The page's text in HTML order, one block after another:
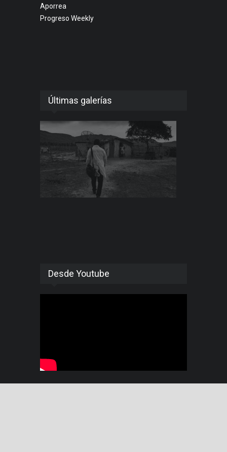
Aporrea
Progreso Weekly
Últimas galerías
Desde Youtube